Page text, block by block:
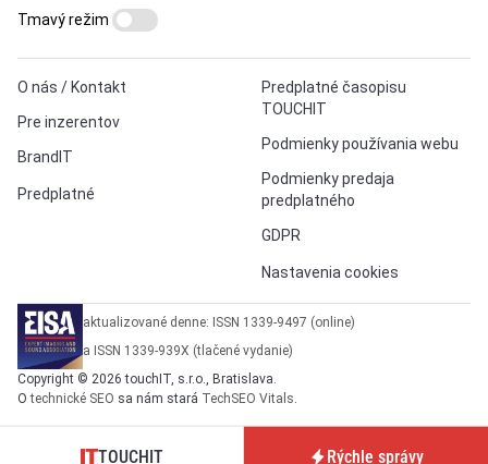
O nás / Kontakt
Pre inzerentov
BrandIT
Predplatné
Predplatné časopisu
TOUCHIT
Podmienky používania webu
Podmienky predaja
predplatného
GDPR
Nastavenia cookies
Tmavý režim
aktualizované denne: ISSN 1339-9497 (online)
a ISSN 1339-939X (tlačené vydanie)
Copyright © 2026 touchIT, s.r.o., Bratislava.
Otechnické SEO sa nám stará TechSEO Vitals.
TOUCHIT Rýchle správy